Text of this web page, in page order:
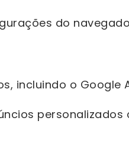
do
incluindo o Google